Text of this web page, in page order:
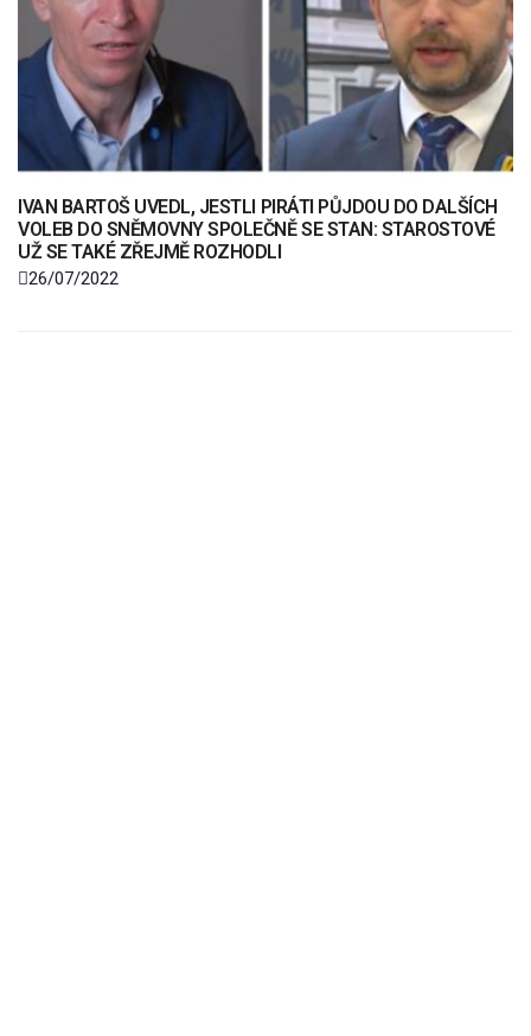
IVAN BARTOŠ UVEDL, JESTLI PIRÁTI PŮJDOU DO DALŠÍCH
VOLEB DO SNĚMOVNY SPOLEČNĚ SE STAN: STAROSTOVÉ
UŽ SE TAKÉ ZŘEJMĚ ROZHODLI
26/07/2022